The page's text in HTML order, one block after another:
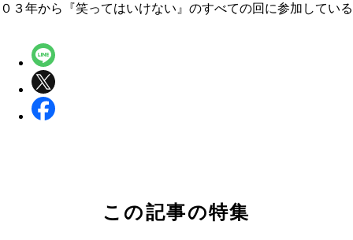
０３年から『笑ってはいけない』のすべての回に参加している
この記事の特集